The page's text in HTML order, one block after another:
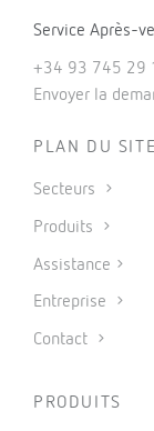
Service Après-
+34 93 745 29
Envoyer la
PLAN DU SITE
Secteurs
Produits
Assistance
Entreprise
Contact
PRODUITS